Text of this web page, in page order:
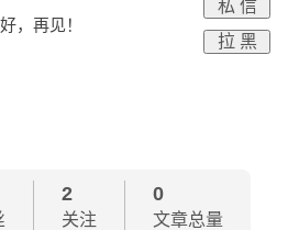
，再见！
私 信
拉 黑
2
关注
0
文章总量